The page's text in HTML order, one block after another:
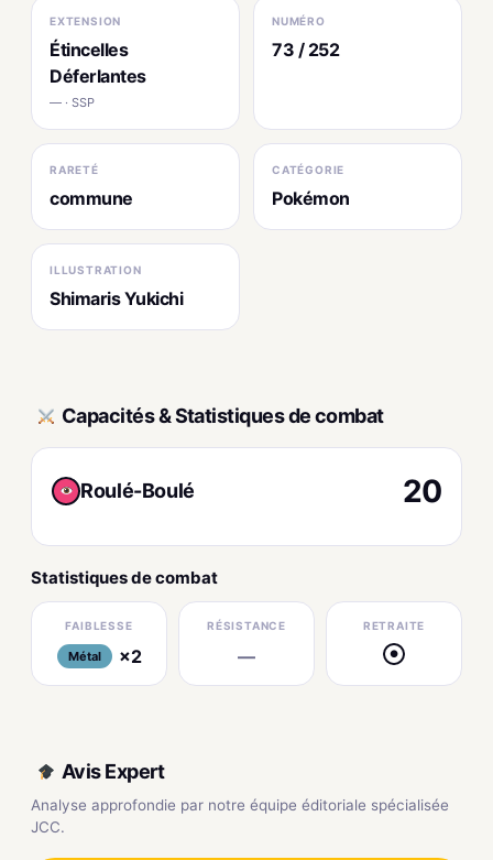
EXTENSION
Étincelles
Déferlantes
— · SSP
NUMÉRO
73 / 252
RARETÉ
commune
CATÉGORIE
Pokémon
ILLUSTRATION
Shimaris Yukichi
Capacités & Statistiques de combat
Roulé-Boulé 20
Statistiques de combat
FAIBLESSE
Métal ×2
RÉSISTANCE
—
RETRAITE
●
Avis Expert
Analyse approfondie par notre équipe éditoriale spécialisée
JCC.